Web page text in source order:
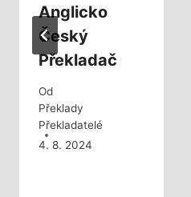
Anglicko
Český
Překladač
Od
Překlady
Překladatelé
4. 8. 2024